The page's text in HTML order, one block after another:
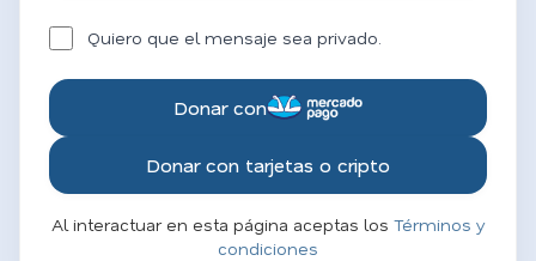
Quiero que el mensaje sea privado.
Donar con
Donar con tarjetas o cripto
Al interactuar en esta página aceptas los Términos y
condiciones